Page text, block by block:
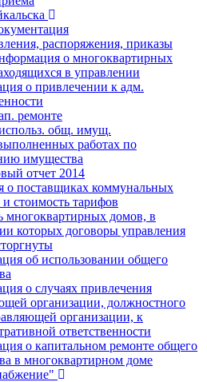
распоряжения, приказы
о многоквартирных
в управлении
о привлечении к адм.
ремонте
общ. имущ.
работах по
имущества
отчет 2014
о поставщиках коммунальных
и стоимость тарифов
многоквартирных домов, в
которых договоры управления
об использовании общего
о случаях привлечения
организации, должностного
организации, к
ответственности
о капитальном ремонте общего
в многоквартирном доме